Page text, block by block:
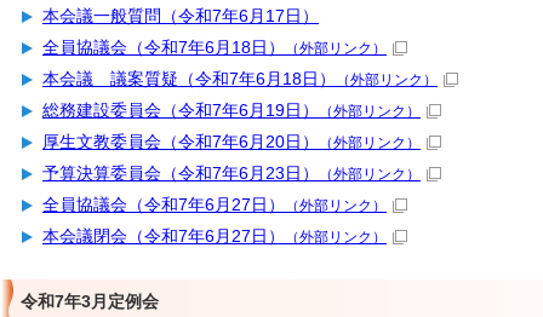
本会議一般質問（令和7年6月17日）
全員協議会（令和7年6月18日）
（外部リンク）
本会議 議案質疑（令和7年6月18日） （外部リンク）
総務建設委員会（令和7年6月19日） （外部リンク）
厚生文教委員会（令和7年6月20日） （外部リンク）
予算決算委員会（令和7年6月23日） （外部リンク）
全員協議会（令和7年6月27日） （外部リンク）
本会議閉会（令和7年6月27日） （外部リンク）
令和7年3月定例会